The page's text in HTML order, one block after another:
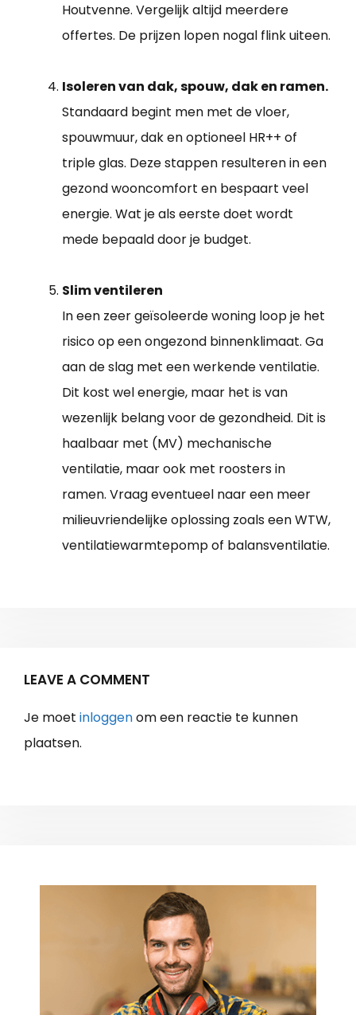
Houtvenne. Vergelijk altijd meerdere
offertes. De prijzen lopen nogal flink uiteen.
Isoleren van dak, spouw, dak en ramen.
Standaard begint men met de vloer,
spouwmuur, dak en optioneel HR++ of
triple glas. Deze stappen resulteren in een
gezond wooncomfort en bespaart veel
energie. Wat je als eerste doet wordt
mede bepaald door je budget.
Slim ventileren
In een zeer geïsoleerde woning loop je het
risico op een ongezond binnenklimaat. Ga
aan de slag met een werkende ventilatie.
Dit kost wel energie, maar het is van
wezenlijk belang voor de gezondheid. Dit is
haalbaar met (MV) mechanische
ventilatie, maar ook met roosters in
ramen. Vraag eventueel naar een meer
milieuvriendelijke oplossing zoals een WTW,
ventilatiewarmtepomp of balansventilatie.
LEAVE A COMMENT
Je moet inloggenom een reactie te kunnen
plaatsen.